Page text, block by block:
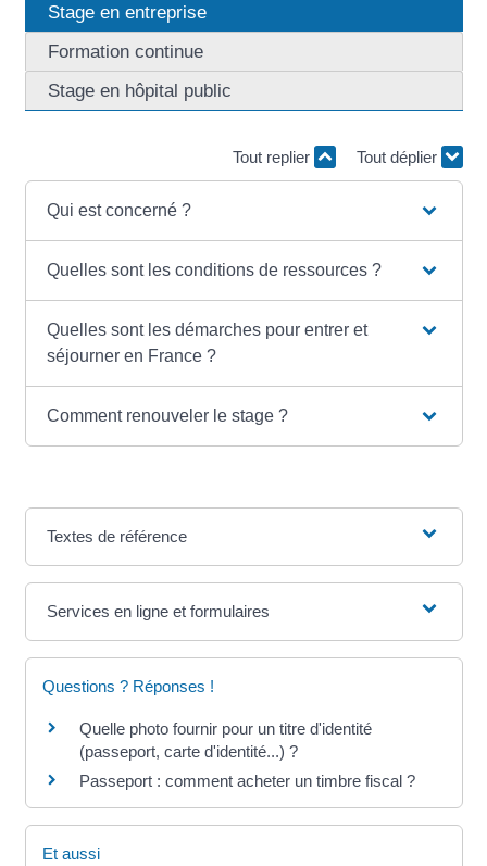
Stage en entreprise
Formation continue
Stage en hôpital public
Tout replier Tout déplier
Qui est concerné ?
Quelles sont les conditions de ressources ?
Quelles sont les démarches pour entrer et
séjourner en France ?
Comment renouveler le stage ?
Textes de référence
Services en ligne et formulaires
Questions ? Réponses !
Quelle photo fournir pour un titre d'identité
(passeport, carte d'identité...) ?
Passeport : comment acheter un timbre fiscal ?
Et aussi